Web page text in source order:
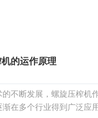
的运作原理
不断发展，螺旋压榨机
在多个行业得到广泛应